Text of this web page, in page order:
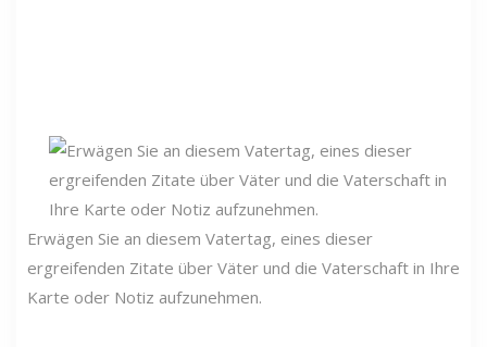
Erwägen Sie an diesem Vatertag, eines dieser
ergreifenden Zitate über Väter und die Vaterschaft in Ihre
Karte oder Notiz aufzunehmen.